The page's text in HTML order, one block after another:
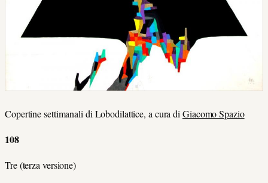
Copertine settimanali di Lobodilattice, a cura di Giacomo Spazio
108
Tre (terza versione)